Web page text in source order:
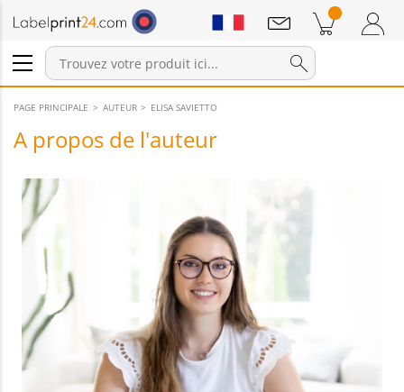
Connexion / Inscription
Produits dans le panier
Annonces
PAGE PRINCIPALE AUTEUR ELISA SAVIETTO
A propos de l'auteur